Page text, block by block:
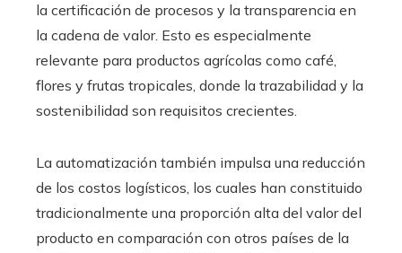
la certificación de procesos y la transparencia en
la cadena de valor. Esto es especialmente
relevante para productos agrícolas como café,
flores y frutas tropicales, donde la trazabilidad y la
sostenibilidad son requisitos crecientes.
La automatización también impulsa una reducción
de los costos logísticos, los cuales han constituido
tradicionalmente una proporción alta del valor del
producto en comparación con otros países de la